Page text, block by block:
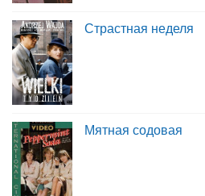
Страстная неделя
Мятная содовая